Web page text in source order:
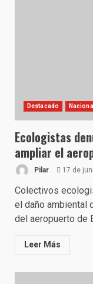
Destacado Nacional
Ecologistas
ampliar el
Pilar 17 de
Colectivos
el daño ambiental
del aeropuerto de
Leer Más